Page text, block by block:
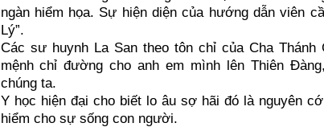
ngàn hiểm họa. Sự hiện diện của hướng dẫn viên
Lý”.
Các sư huynh La San theo tôn chỉ của Cha
mệnh chỉ đường cho anh em mình lên Thiên
chúng ta.
Y học hiện đại cho biết lo âu sợ hãi đó là nguyên
hiểm cho sự sống con người.